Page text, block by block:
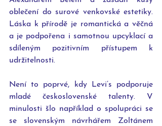
oblečení do surové venkovské estetiky.
Láska k přírodě je romantická a věčná
a je podpořena i samotnou upcyklací a
sdíleným pozitivním přístupem k
udržitelnosti.
Není to poprvé, kdy Levi’s podporuje
mladé československé talenty. V
minulosti šlo například o spolupráci se
se slovenským návrhářem Zoltánem